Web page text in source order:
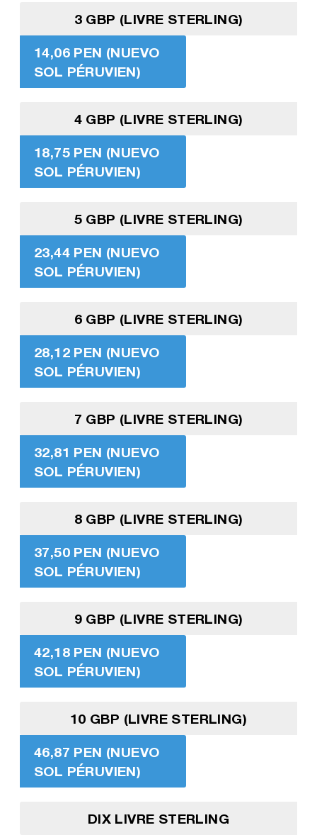
3 GBP (LIVRE STERLING)
14,06 PEN (NUEVO
SOL PÉRUVIEN)
4 GBP (LIVRE STERLING)
18,75 PEN (NUEVO
SOL PÉRUVIEN)
5 GBP (LIVRE STERLING)
23,44 PEN (NUEVO
SOL PÉRUVIEN)
6 GBP (LIVRE STERLING)
28,12 PEN (NUEVO
SOL PÉRUVIEN)
7 GBP (LIVRE STERLING)
32,81 PEN (NUEVO
SOL PÉRUVIEN)
8 GBP (LIVRE STERLING)
37,50 PEN (NUEVO
SOL PÉRUVIEN)
9 GBP (LIVRE STERLING)
42,18 PEN (NUEVO
SOL PÉRUVIEN)
10 GBP (LIVRE STERLING)
46,87 PEN (NUEVO
SOL PÉRUVIEN)
DIX LIVRE STERLING